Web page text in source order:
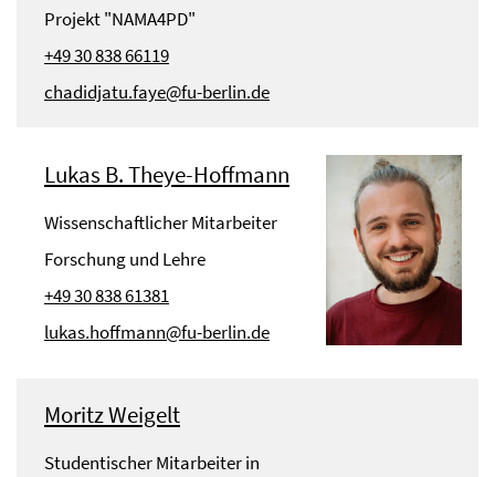
Projekt "NAMA4PD"
+49 30 838 66119
chadidjatu.faye@fu-berlin.de
Lukas B. Theye-Hoffmann
Wissenschaftlicher Mitarbeiter
Forschung und Lehre
+49 30 838 61381
lukas.hoffmann@fu-berlin.de
Moritz Weigelt
Studentischer Mitarbeiter in